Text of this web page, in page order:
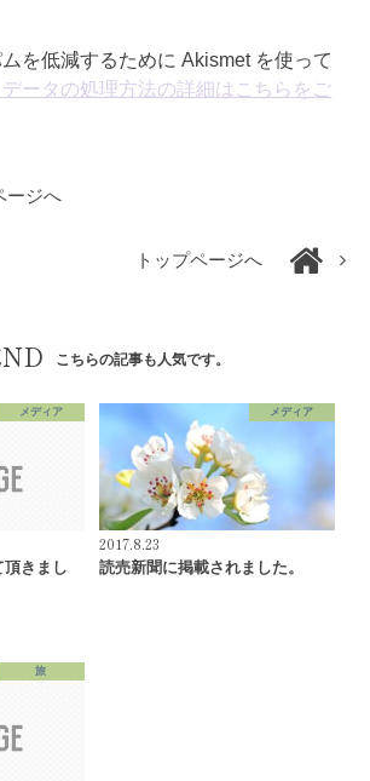
を低減するために Akismet を使って
データの処理方法の詳細はこちらをご
ージへ
トップページへ
こちらの記事も人気です。
メディア
頂きまし
メディア
2017.8.23
読売新聞に掲載されました。
旅